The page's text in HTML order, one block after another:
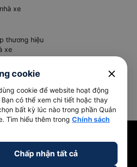
xe
thương hiệu
xe
LÝ HÀNG HOÁ
lý hàng hoá
hoá
cookie close
cookie để website hoạt động
có thể xem chi tiết hoặc thay
bất kỳ lúc nào trong phần Quản
Tìm hiểu thêm trong Chính sách
Chấp nhận tất cả